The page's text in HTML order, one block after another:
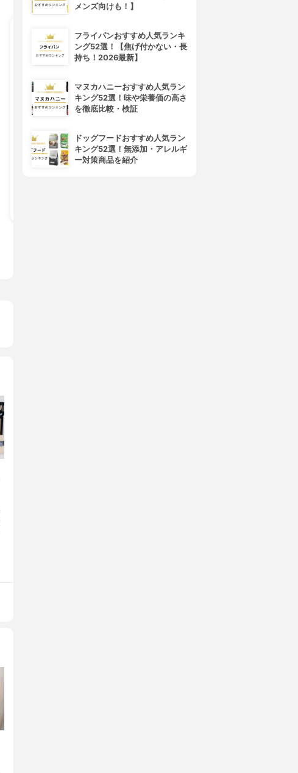
ONLY MINERALS(オンリーミ
ネラル)
NARS(ナーズ)
メンズ向けも！】
フライパンおすすめ人気ランキ
ング52選！【焦げ付かない・長
持ち！2026最新】
マヌカハニーおすすめ人気ラン
キング52選！味や栄養価の高さ
を徹底比較・検証
ドッグフードおすすめ人気ラン
キング52選！無添加・アレルギ
ー対策商品を紹介